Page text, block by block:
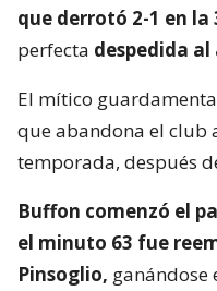
que derrotó 2-1 en la
perfecta despedida
El mítico
que abandona el club
temporada, después
Buffon comenzó el
el minuto 63 fue
Pinsoglio, ganándose